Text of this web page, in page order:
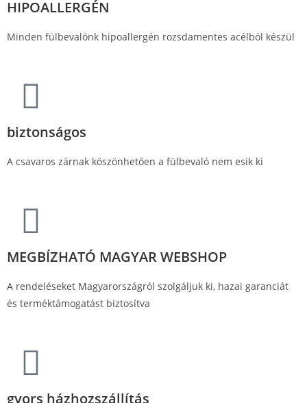
HIPOALLERGÉN
Minden fülbevalónk hipoallergén rozsdamentes acélból készül
biztonságos
A csavaros zárnak köszönhetően a fülbevaló nem esik ki
MEGBÍZHATÓ MAGYAR WEBSHOP
A rendeléseket Magyarországról szolgáljuk ki, hazai garanciát
és terméktámogatást biztosítva
gyors házhozszállítás